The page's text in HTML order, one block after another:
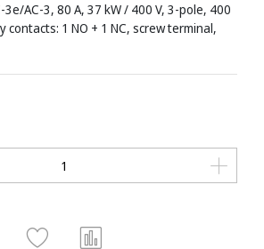
AC-3, 80 A, 37 kW / 400 V, 3-pole, 400
contacts: 1 NO + 1 NC, screw terminal,